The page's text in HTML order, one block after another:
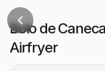
Bolo de
Airfryer